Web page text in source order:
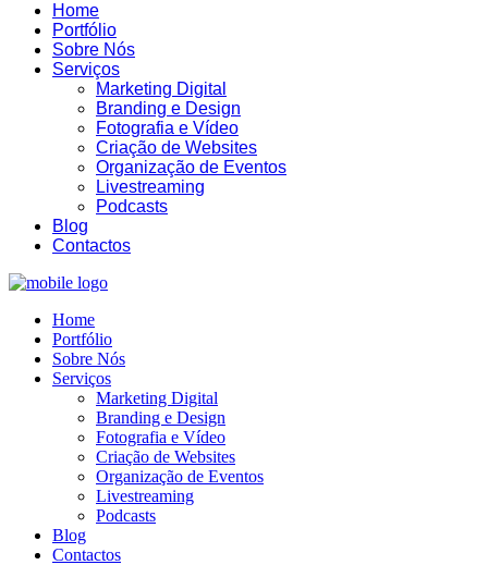
Home
Portfólio
Sobre Nós
Serviços
Marketing Digital
Branding e Design
Fotografia e Vídeo
Criação de Websites
Organização de Eventos
Livestreaming
Podcasts
Blog
Contactos
Home
Portfólio
Sobre Nós
Serviços
Marketing Digital
Branding e Design
Fotografia e Vídeo
Criação de Websites
Organização de Eventos
Livestreaming
Podcasts
Blog
Contactos
19:10